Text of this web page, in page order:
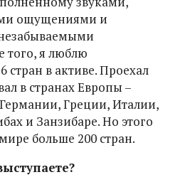
ощущениями и
того, я люблю
стран в активе. Проехал
в странах Европы –
Греции, Италии,
и Занзибаре. Но этого
больше 200 стран.